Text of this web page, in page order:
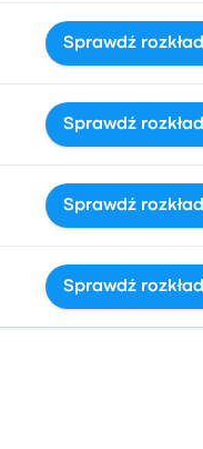
Sprawdź rozkład
Sprawdź rozkład
Sprawdź rozkład
Sprawdź rozkład